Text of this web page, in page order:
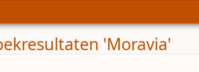
'Moravia'